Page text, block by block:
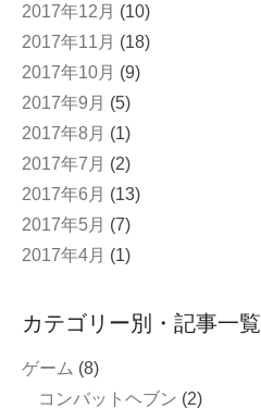
2017年12月 (10)
2017年11月 (18)
2017年10月 (9)
2017年9月 (5)
2017年8月 (1)
2017年7月 (2)
2017年6月 (13)
2017年5月 (7)
2017年4月 (1)
カテゴリー別・記事一覧
ゲーム (8)
コンバットヘブン (2)